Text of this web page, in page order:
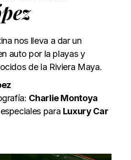
nos lleva a dar un
auto por la playas y
de la Riviera Maya.
Charlie Montoya
para Luxury Car